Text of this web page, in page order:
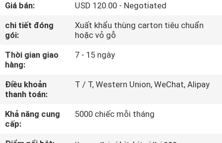
THAM
QUAN
NHÀ
MÁY
KIỂM
SOÁT
Giá bán:
USD 120.00 - Negotiated
chi tiết đóng
gói:
Xuất khẩu thùng carton tiêu chuẩn
hoặc vỏ gỗ
Thời gian giao
hàng:
7 - 15 ngày
Điều khoản
thanh toán:
T / T, Western Union, WeChat, Alipay
Khả năng cung
cấp:
5000 chiếc mỗi tháng